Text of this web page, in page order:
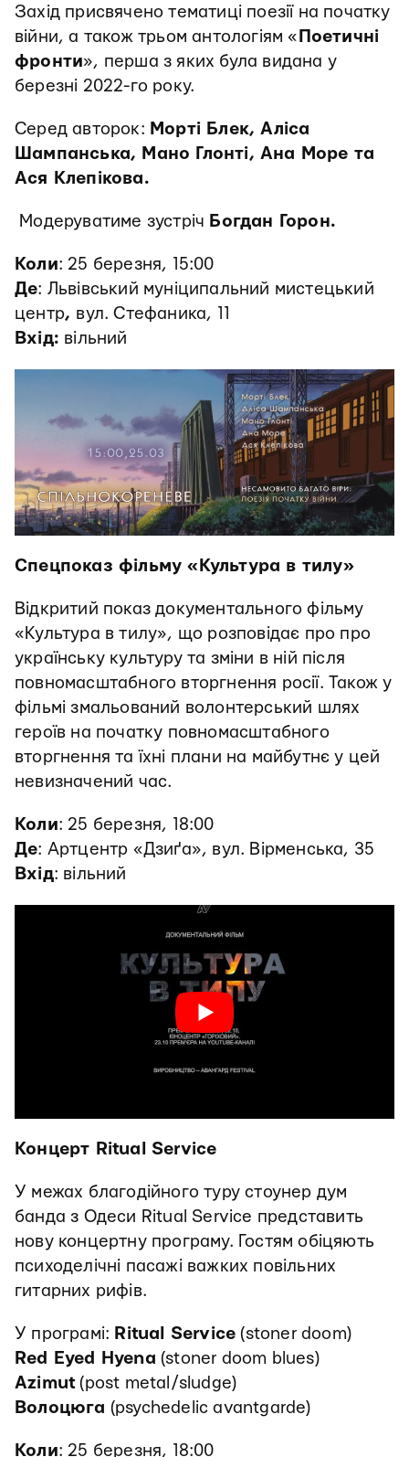
Захід присвячено тематиці поезії на початку
війни, а також трьом антологіям « Поетичні
фронти», перша з яких була видана у
березні 2022-го року.
Серед авторок: Морті Блек, Аліса
Шампанська, Мано Глонті, Ана Море та
Ася Клепікова.
Модеруватиме зустріч Богдан Горон.
Коли: 25 березня, 15:00
Де: Львівський муніципальний мистецький
центр, вул. Стефаника, 11
Вхід: вільний
Спецпоказ фільму «Культура в тилу»
Відкритий показ документального фільму
«Культура в тилу», що розповідає про про
українську культуру та зміни в ній після
повномасштабного вторгнення росії. Також у
фільмі змальований волонтерський шлях
героїв на початку повномасштабного
вторгнення та їхні плани на майбутнє у цей
невизначений час.
Коли: 25 березня, 18:00
Де: Артцентр «Дзиґа», вул. Вірменська, 35
Вхід: вільний
Концерт Ritual Service
У межах благодійного туру стоунер дум
банда з Одеси Ritual Service представить
нову концертну програму. Гостям обіцяють
психоделічні пасажі важких повільних
гитарних рифів.
У програмі: Ritual Service (stoner doom)
Red Eyed Hyena (stoner doom blues)
Azimut (post metal/sludge)
Волоцюга (psychedelic avantgarde)
Коли: 25 березня, 18:00